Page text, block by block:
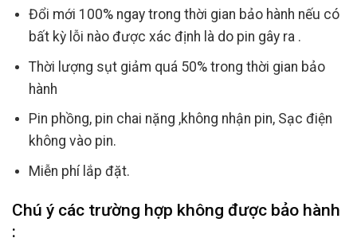
Đổi mới 100% ngay trong thời gian bảo hành nếu có
bất kỳ lỗi nào được xác định là do pin gây ra .
Thời lượng sụt giảm quá 50% trong thời gian bảo
hành
Pin phồng, pin chai nặng ,không nhận pin, Sạc điện
không vào pin.
Miễn phí lắp đặt.
Chú ý các trường hợp không được bảo hành
: